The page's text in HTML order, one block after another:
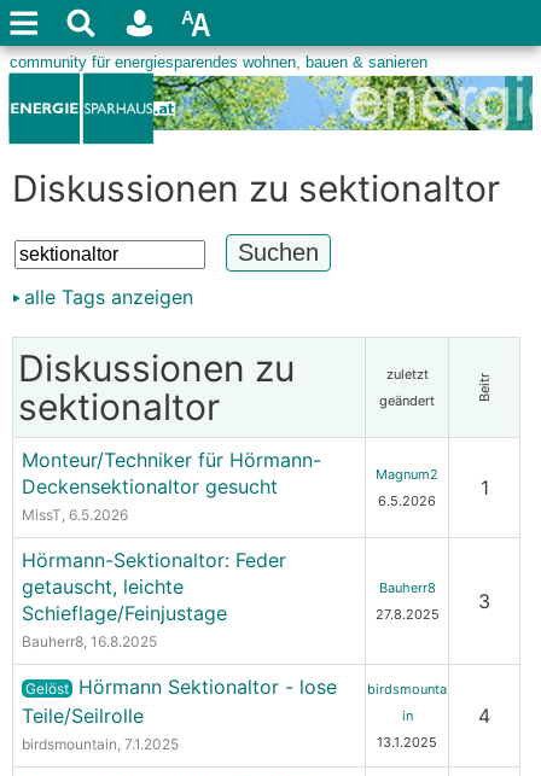
Diskussionen zu sektionaltor
alle Tags anzeigen
Diskussionen zu
sektionaltor
zuletzt
geändert
Beitr
Monteur/Techniker für Hörmann-
Deckensektionaltor gesucht
MissT, 6.5.2026
Magnum2
6.5.2026
1
Hörmann-Sektionaltor: Feder
getauscht, leichte
Schieflage/Feinjustage
Bauherr8, 16.8.2025
Bauherr8
27.8.2025
3
Gelöst Hörmann Sektionaltor - lose
Teile/Seilrolle
birdsmountain, 7.1.2025
birdsmounta
in
13.1.2025
4